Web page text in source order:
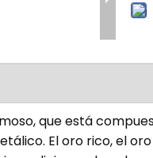
que está
El oro rico, el